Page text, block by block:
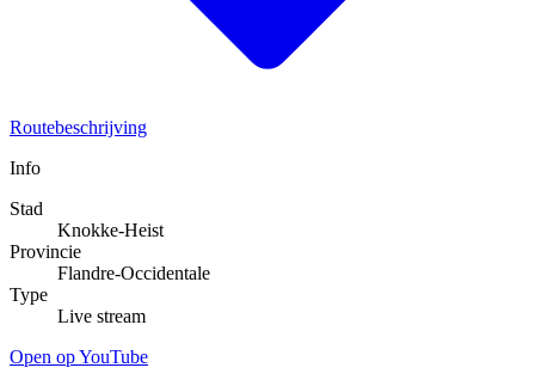
Routebeschrijving
Info
Stad
Knokke-Heist
Provincie
Flandre-Occidentale
Type
Live stream
Open op YouTube